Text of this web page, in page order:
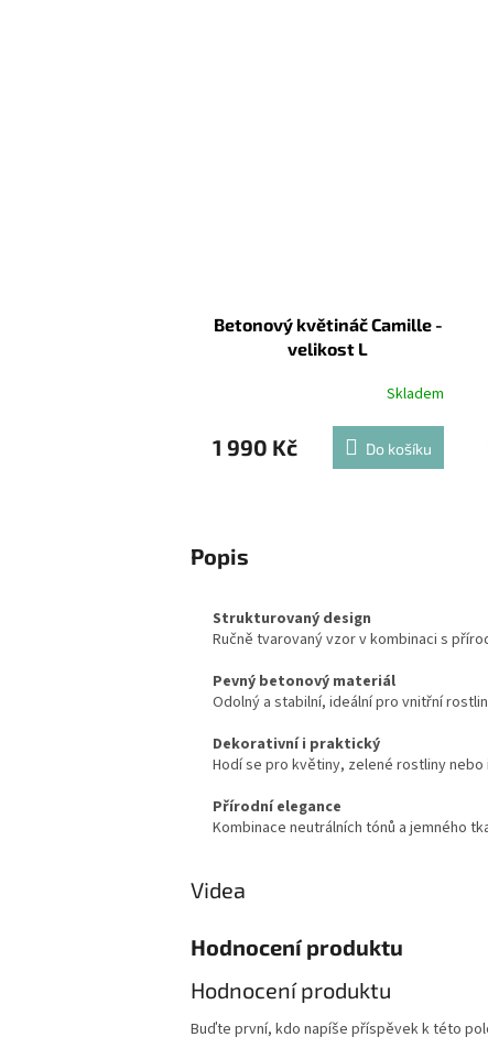
Betonový květináč Camille -
velikost L
Skladem
1 990 Kč Do košíku
Popis
Strukturovaný design
Ručně tvarovaný vzor v kombinaci s
Pevný betonový materiál
Odolný a stabilní, ideální pro vnitřní
Dekorativní i praktický
Hodí se pro květiny, zelené rostliny
Přírodní elegance
Kombinace neutrálních tónů a jemného
Videa
Hodnocení produktu
Hodnocení produktu
Buďte první, kdo napíše příspěvek k této